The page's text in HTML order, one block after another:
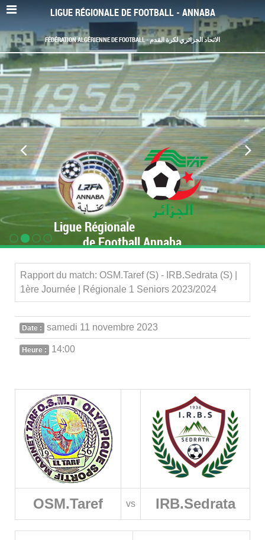
LIGUE RÉGIONALE DE FOOTBALL - ANNABA
FÉDÉRATION ALGÉRIENNE DE FOOTBALL - الاتحاد الجزائري لكرة القدم
Ligue Régionale
de Football Annaba
Rapport du match: OSM.Taref (S) - IRB.Sedrata (S) |
1ère Journée | Régionale 1 Seniors 2023/2024
Date : samedi 11 novembre 2023
Heure : 14:00
OSM.Taref vs IRB.Sedrata